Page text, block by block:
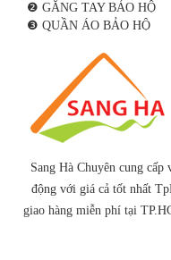
❷ GĂNG TAY BẢO HỘ
❸ QUẦN ÁO BẢO HỘ
Sang Hà Chuyên cung
động với giá cả tốt nhất
giao hàng miễn phí tại